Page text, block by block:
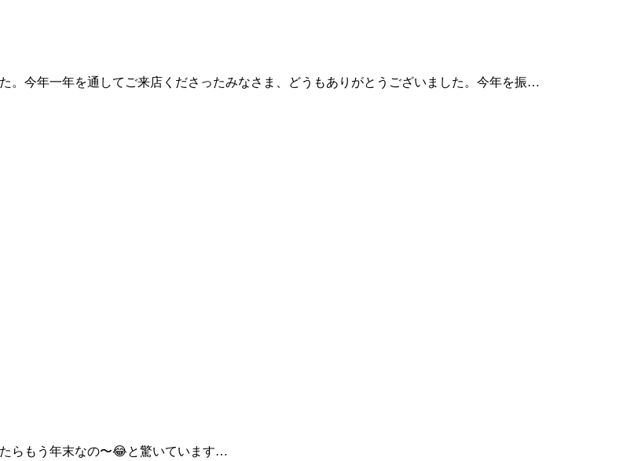
。今年一年を通してご来店くださったみなさま、どうもありがとうございました。今年を振…
らもう年末なの〜😂と驚いています…